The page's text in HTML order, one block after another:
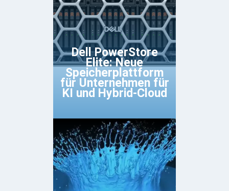
Dell PowerStore
Elite: Neue
Speicherplattform
für Unternehmen für
KI und Hybrid-Cloud